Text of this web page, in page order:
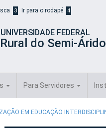
3 Ir para o rodapé 4
UNIVERSIDADE FEDERAL
Rural do Semi-Árido
Para Servidores
EM EDUCAÇÃO